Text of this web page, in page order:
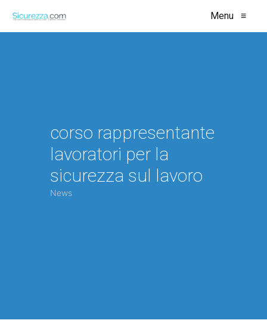
Menu ≡
corso rappresentante
lavoratori per la
sicurezza sul lavoro
News